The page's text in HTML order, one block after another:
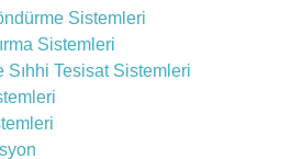
Sistemleri
Sistemleri
Sıhhi Tesisat Sistemleri